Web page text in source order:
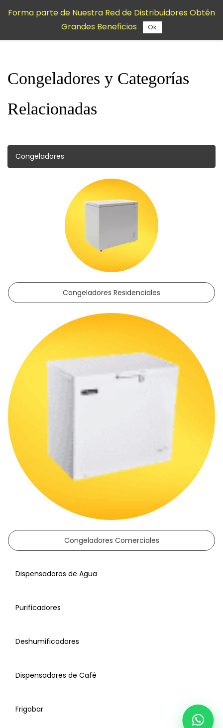
contenido
Congeladores y Categorías
Relacionadas
Congeladores
Congeladores Residenciales
Congeladores Comerciales
Dispensadoras de Agua
Purificadores
Deshumificadores
Dispensadores de Café
Frigobar
Forma parte de Nuestra Red de Distribuidores Obtén
Grandes Beneficios
Ok